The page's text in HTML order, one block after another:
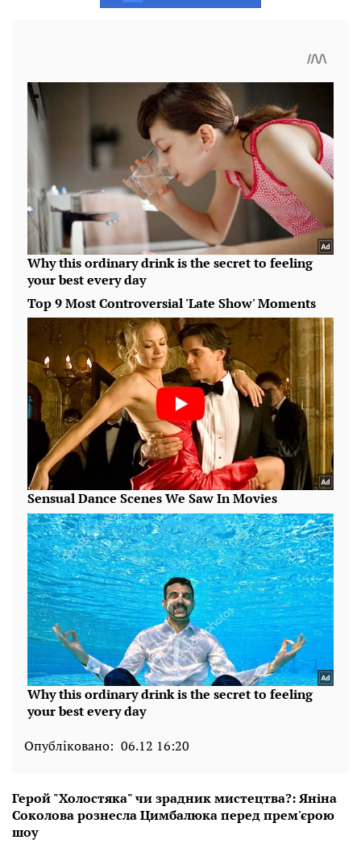
Опубліковано: 06.12 16:20
Герой "Холостяка" чи зрадник мистецтва?: Яніна
Соколова рознесла Цимбалюка перед прем'єрою
шоу